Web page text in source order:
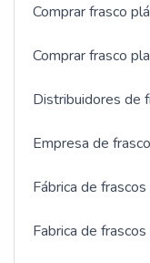
Comprar frasco
Comprar frasco
Distribuidores de
Empresa de
Fábrica de
Fabrica de